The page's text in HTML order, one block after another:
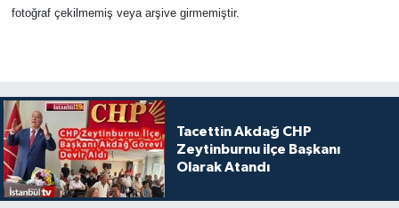
fotoğraf çekilmemiş veya arşive girmemiştir.
Tacettin Akdağ CHP
Zeytinburnu ilçe Başkanı
Olarak Atandı